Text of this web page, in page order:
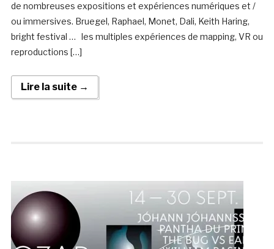
de nombreuses expositions et expériences numériques et /
ou immersives. Bruegel, Raphael, Monet, Dali, Keith Haring,
bright festival … les multiples expériences de mapping, VR ou
reproductions […]
Lire la suite →